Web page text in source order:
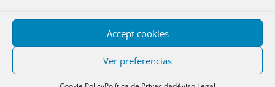
Accept cookies
Ver preferencias
Acceder
Registro